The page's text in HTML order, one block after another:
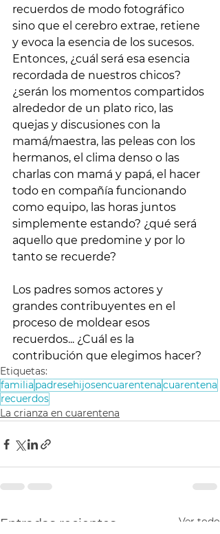
recuerdos de modo fotográfico
sino que el cerebro extrae, retiene
y evoca la esencia de los sucesos.
Entonces, ¿cuál será esa esencia
recordada de nuestros chicos?
¿serán los momentos compartidos
alrededor de un plato rico, las
quejas y discusiones con la
mamá/maestra, las peleas con los
hermanos, el clima denso o las
charlas con mamá y papá, el hacer
todo en compañía funcionando
como equipo, las horas juntos
simplemente estando? ¿qué será
aquello que predomine y por lo
tanto se recuerde?
Los padres somos actores y
grandes contribuyentes en el
proceso de moldear esos
recuerdos... ¿Cuál es la
contribución que elegimos hacer?
Etiquetas:
familia padresehijosencuarentenacuarentena
recuerdos
La crianza en cuarentena
Entradas recientes Ver todo